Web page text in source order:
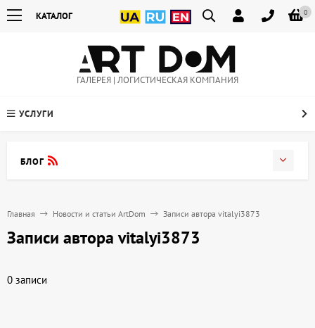
0
КАТАЛОГ
ГАЛЕРЕЯ | ЛОГИСТИЧЕСКАЯ КОМПАНИЯ
УСЛУГИ
Главная Новости и статьи ArtDom Записи автора vitalyi3873
Записи автора vitalyi3873
0 записи
БЛОГ